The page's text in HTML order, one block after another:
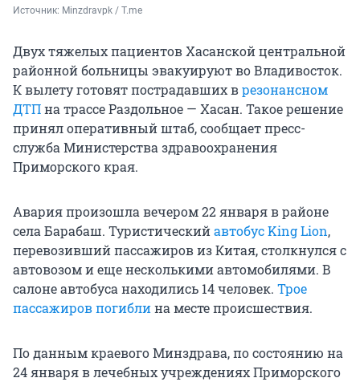
Источник: Minzdravpk / T.me
Двух тяжелых пациентов Хасанской центральной
районной больницы эвакуируют во Владивосток.
К вылету готовят пострадавших врезонансном
ДТПна трассе Раздольное — Хасан. Такое решение
принял оперативный штаб, сообщает пресс-
служба Министерства здравоохранения
Приморского края.
Авария произошла вечером 22 января в районе
села Барабаш. Туристическийавтобус King Lion,
перевозивший пассажиров из Китая, столкнулся с
автовозом и еще несколькими автомобилями. В
салоне автобуса находились 14 человек. Трое
пассажиров погиблина месте происшествия.
По данным краевого Минздрава, по состоянию на
24 января в лечебных учреждениях Приморского